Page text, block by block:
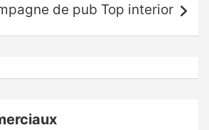
de pub Top interior